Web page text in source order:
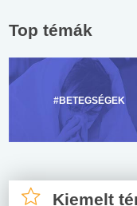
Top témák
#BETEGSÉGEK
Kiemelt